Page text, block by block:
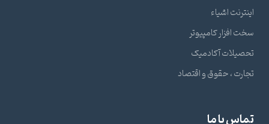
اینترنت اشیاء
سخت افزار کامپیوتر
تحصیلات آکادمیک
تجارت ، حقوق و اقتصاد
تماس با ما